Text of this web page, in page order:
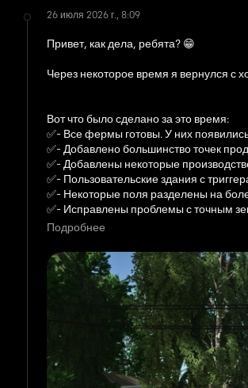
26 июля 2026 г., 8:09
Привет, как дела, ребята? 😁
Через некоторое время я вернулся с
Вот что было сделано за это время:
✅️- Все фермы готовы. У них
✅️- Добавлено большинство точек
✅️- Добавлены некоторые
✅️- Пользовательские здания с
✅️- Некоторые поля разделены на
✅️- Исправлены проблемы с точным
✅️- Исправлены невидимые стены.🚧
С учетом вышесказанного могу
займет время, зависит от ошибок,
Подробнее